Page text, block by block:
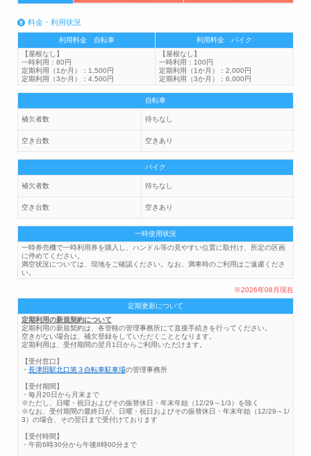
料金・利用状況
利用料金 自転車
利用料金 バイク
【屋根なし】
一時利用：80円
定期利用（1か月）：1,500円
定期利用（3か月）：4,500円
【屋根なし】
一時利用：100円
定期利用（1か月）：2,000円
定期利用（3か月）：6,000円
自転車
補欠者数 待ちなし
空き台数 空きあり
バイク
補欠者数 待ちなし
空き台数 空きあり
一時使用状況
一時券売機で一時利用券を購入し、ハンドル等の見やすい位置に取付け、所定の区画
に停めてください。
満空状況については、現地をご確認ください。なお、満車時のご利用はご遠慮くださ
い。
※2026年08月現在
定期更新について
定期利用の新規契約について
定期利用の新規契約は、各管轄の管理事務所にて直接手続きを行ってください。
空きがない場合は、補欠登録をしていただくこととなります。
定期利用は、受付期間の翌月1日からご利用いただけます。
【受付窓口】
・ 長津田駅北口第３自転車駐車場の管理事務所
【受付期間】
・毎月20日から月末まで
※ただし、日曜・祝日およびその振替休日・年末年始（12/29～1/3）を除く
※なお、受付期間の最終日が、日曜・祝日およびその振替休日・年末年始（12/29～1/
3）の場合、その翌日まで受付けております
【受付時間】
・午前6時30分から午後8時00分まで